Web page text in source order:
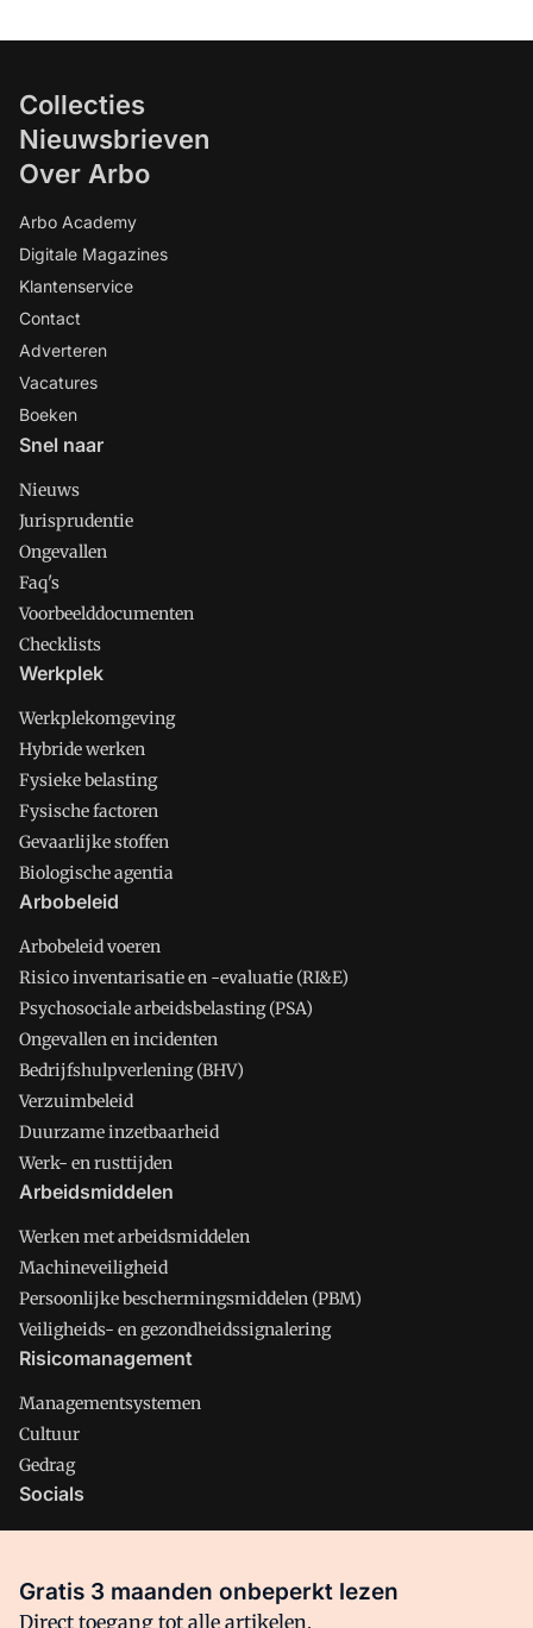
Collecties
Nieuwsbrieven
Over Arbo
Arbo Academy
Digitale Magazines
Klantenservice
Contact
Adverteren
Vacatures
Boeken
Snel naar
Nieuws
Jurisprudentie
Ongevallen
Faq's
Voorbeelddocumenten
Checklists
Werkplek
Werkplekomgeving
Hybride werken
Fysieke belasting
Fysische factoren
Gevaarlijke stoffen
Biologische agentia
Arbobeleid
Arbobeleid voeren
Risico inventarisatie en -evaluatie (RI&E)
Psychosociale arbeidsbelasting (PSA)
Ongevallen en incidenten
Bedrijfshulpverlening (BHV)
Verzuimbeleid
Duurzame inzetbaarheid
Werk- en rusttijden
Arbeidsmiddelen
Werken met arbeidsmiddelen
Machineveiligheid
Persoonlijke beschermingsmiddelen (PBM)
Veiligheids- en gezondheidssignalering
Risicomanagement
Managementsystemen
Cultuur
Gedrag
Socials
Facebook
Gratis 3 maanden onbeperkt lezen
Direct toegang tot alle artikelen,